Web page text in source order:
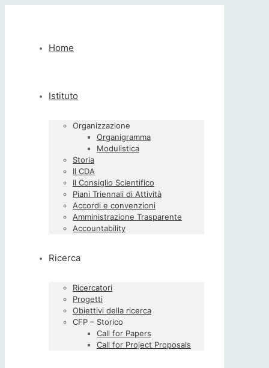
Home
Istituto
Organizzazione
Organigramma
Modulistica
Storia
Il CDA
Il Consiglio Scientifico
Piani Triennali di Attività
Accordi e convenzioni
Amministrazione Trasparente
Accountability
Ricerca
Ricercatori
Progetti
Obiettivi della ricerca
CFP – Storico
Call for Papers
Call for Project Proposals